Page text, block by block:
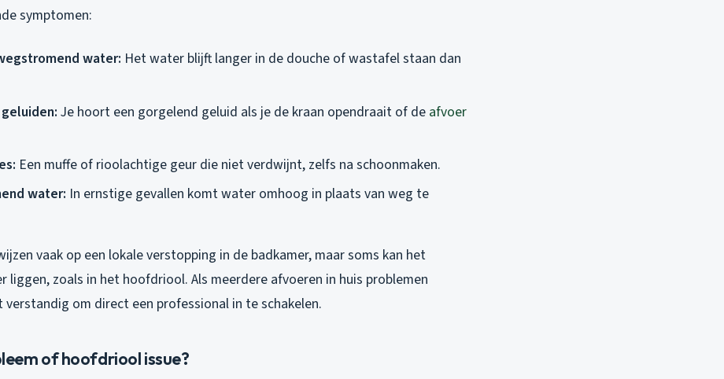
symptomen:
water: Het water blijft langer in de douche of wastafel staan dan
Je hoort een gorgelend geluid als je de kraan opendraait of de afvoer
Een muffe of rioolachtige geur die niet verdwijnt, zelfs na schoonmaken.
water: In ernstige gevallen komt water omhoog in plaats van weg te
vaak op een lokale verstopping in de badkamer, maar soms kan het
liggen, zoals in het hoofdriool. Als meerdere afvoeren in huis problemen
verstandig om direct een professional in te schakelen.
of hoofdriool issue?